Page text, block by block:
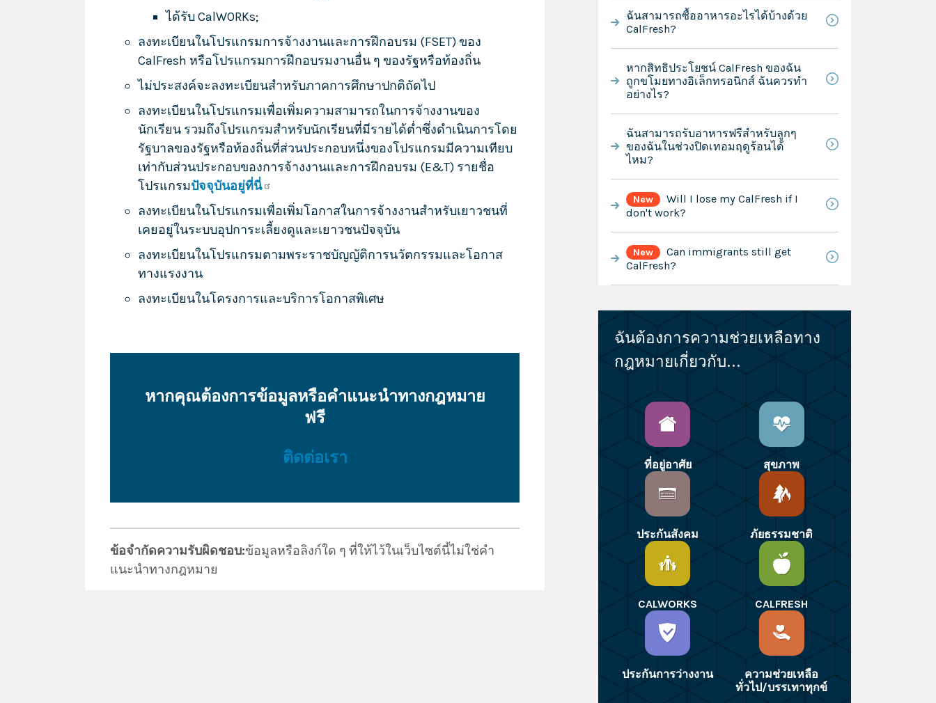
ได้รับ CalWORKs;
ลงทะเบียนในโปรแกรมการจ้างงานและการฝึกอบรม (FSET) ของ
CalFresh หรือโปรแกรมการฝึกอบรมงานอื่น ๆ ของรัฐหรือท้องถิ่น
ไม่ประสงค์จะลงทะเบียนสำหรับภาคการศึกษาปกติถัดไป
ลงทะเบียนในโปรแกรมเพื่อเพิ่มความสามารถในการจ้างงานของ
นักเรียน รวมถึงโปรแกรมสำหรับนักเรียนที่มีรายได้ต่ำซึ่งดำเนินการโดย
รัฐบาลของรัฐหรือท้องถิ่นที่ส่วนประกอบหนึ่งของโปรแกรมมีความเทียบ
เท่ากับส่วนประกอบของการจ้างงานและการฝึกอบรม (E&T) รายชื่อ
โปรแกรมปัจจุบันอยู่ที่นี่
ลงทะเบียนในโปรแกรมเพื่อเพิ่มโอกาสในการจ้างงานสำหรับเยาวชนที่
เคยอยู่ในระบบอุปการะเลี้ยงดูและเยาวชนปัจจุบัน
ลงทะเบียนในโปรแกรมตามพระราชบัญญัติการนวัตกรรมและโอกาส
ทางแรงงาน
ลงทะเบียนในโครงการและบริการโอกาสพิเศษ
หากคุณต้องการข้อมูลหรือคำแนะนำทางกฎหมาย
ฟรี
ติดต่อเรา
ข้อจำกัดความรับผิดชอบ:ข้อมูลหรือลิงก์ใด ๆ ที่ให้ไว้ในเว็บไซต์นี้ไม่ใช่คำ
แนะนำทางกฎหมาย
ฉันสามารถซื้ออาหารอะไรได้บ้างด้วย
CalFresh?
หากสิทธิประโยชน์ CalFresh ของฉัน
ถูกขโมยทางอิเล็กทรอนิกส์ ฉันควรทำ
อย่างไร?
ฉันสามารถรับอาหารฟรีสำหรับลูกๆ
ของฉันในช่วงปิดเทอมฤดูร้อนได้
ไหม?
New
Will I lose my CalFresh if I
don't work?
New
Can immigrants still get
CalFresh?
ฉันต้องการความช่วยเหลือทาง
กฎหมายเกี่ยวกับ...
ที่อยู่อาศัย สุขภาพ
ประกันสังคม ภัยธรรมชาติ
CALWORKS CALFRESH
ประกันการว่างงาน
ความช่วยเหลือ
ทั่วไป/บรรเทาทุกข์